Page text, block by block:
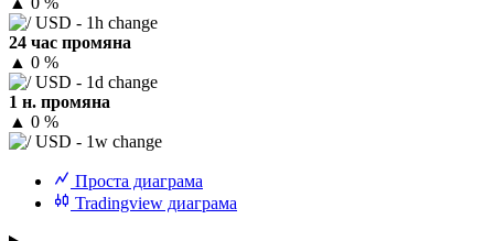
24 час промяна
▲ 0 %
1 н. промяна
▲ 0 %
Проста диаграма
Tradingview диаграма